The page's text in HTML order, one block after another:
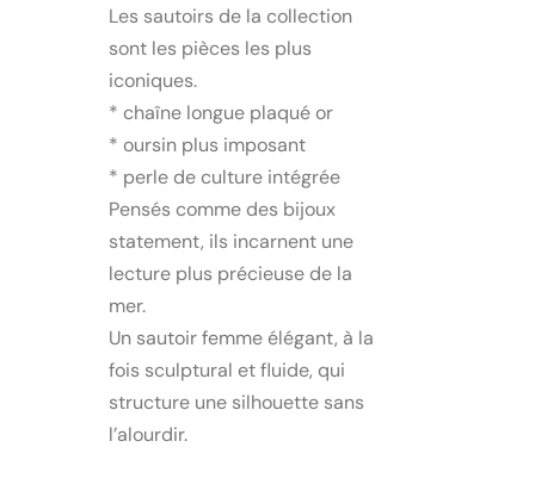
Les sautoirs de la collection
sont les pièces les plus
iconiques.
* chaîne longue plaqué or
* oursin plus imposant
* perle de culture intégrée
Pensés comme des bijoux
statement, ils incarnent une
lecture plus précieuse de la
mer.
Un sautoir femme élégant, à la
fois sculptural et fluide, qui
structure une silhouette sans
l’alourdir.